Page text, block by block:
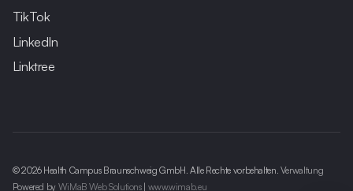
TikTok
LinkedIn
Linktree
© 2026 Health Campus Braunschweig GmbH. Alle Rechte vorbehalten. Verwaltung
Powered by WiMaB Web Solutions| www.wimab.eu